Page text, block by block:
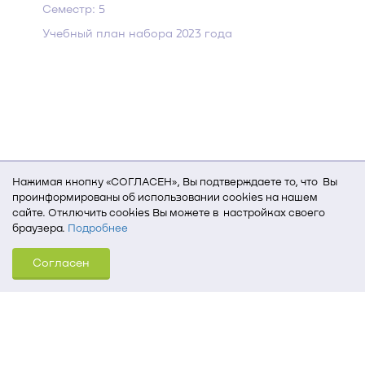
Нажимая кнопку «СОГЛАСЕН», Вы подтверждаете то, что Вы
проинформированы об использовании cookies на нашем
сайте. Отключить cookies Вы можете в настройках своего
браузера. Подробнее
Для того, чтобы мы могли качественно предоставить Вам
услуги, мы используем cookies, которые сохраняются
на Вашем компьютере (Сведения о местоположении; ip-адрес;
Согласен
Семестр: 5
Учебный план набора 2023 года